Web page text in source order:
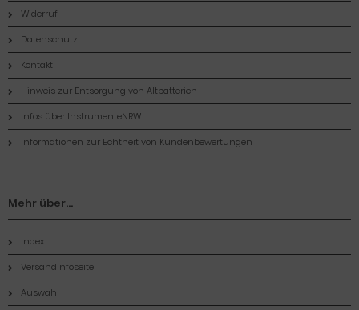
Widerruf
Datenschutz
Kontakt
Hinweis zur Entsorgung von Altbatterien
Infos über InstrumenteNRW
Informationen zur Echtheit von Kundenbewertungen
Mehr über...
Index
Versandinfoseite
Auswahl